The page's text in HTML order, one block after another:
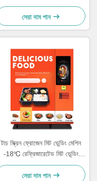
সেরা দাম পান
টাচ স্ক্রিন ফ্রোজেন মিট ভেন্ডিং মেশিন
-18℃ রেফ্রিজারেটেড মিট ভেন্ডিং
মেশিন
সেরা দাম পান